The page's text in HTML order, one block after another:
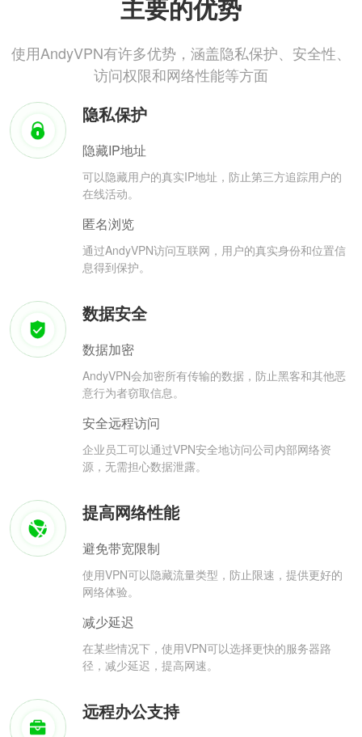
主要的优势
使用AndyVPN有许多优势，涵盖隐私保护、安全性、
访问权限和网络性能等方面
隐私保护
隐藏IP地址
可以隐藏用户的真实IP地址，防止第三方追踪用户的
在线活动。
匿名浏览
通过AndyVPN访问互联网，用户的真实身份和位置信
息得到保护。
数据安全
数据加密
AndyVPN会加密所有传输的数据，防止黑客和其他恶
意行为者窃取信息。
安全远程访问
企业员工可以通过VPN安全地访问公司内部网络资
源，无需担心数据泄露。
提高网络性能
避免带宽限制
使用VPN可以隐藏流量类型，防止限速，提供更好的
网络体验。
减少延迟
在某些情况下，使用VPN可以选择更快的服务器路
径，减少延迟，提高网速。
远程办公支持